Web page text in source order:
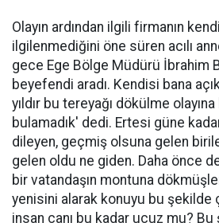
Olayın ardından ilgili firmanın
ilgilenmediğini öne süren acılı
gece Ege Bölge Müdürü İbrahim
beyefendi aradı. Kendisi bana
yıldır bu tereyağı dökülme
bulamadık' dedi. Ertesi güne
dileyen, geçmiş olsuna gelen
gelen oldu ne giden. Daha önce
bir vatandaşın montuna
yenisini alarak konuyu bu şekilde
insan canı bu kadar ucuz mu? Bu